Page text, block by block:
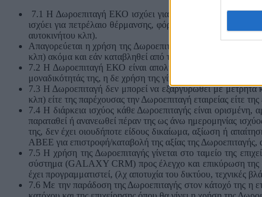
7.1 Η Δωροεπιταγή ΕΚΟ ισχύει για αγορά ορισμένης μόνο
ισχύει για πετρέλαιο θέρμανσης, φόρτιση
αυτοκινήτου κλπ).
Απαγορεύεται η χρήση της Δωροεπιταγής, με οιονδήποτε
κλπ) ακόμα και εάν καταβληθεί από τον κάτοχο της
7.2 Η Δωροεπιταγή ΕΚΟ είναι απολύτως προσωποπαγής και
μοναδικότητάς της, η δε χρήση της γίνεται από τον κάτοχό
7.3 Η Δωροεπιταγή δεν μπορεί να εξαργυρωθεί με μετρητά
κλπ) είτε της παρέχουσας την Δωροεπιταγή εταιρείας είτε
7.4 Η διάρκεια ισχύος κάθε Δωροεπιταγής είναι
παραταθεί ή ανανεωθεί πέραν της ως άνω ημερομηνίας
της, δεν έχει οιουδήποτε είδους δικαίωμα, αξίωση ή
ΑΒΕΕ για επιστροφή/καταβολή της αξίας της Δωροεπιταγής,
7.5 Η χρήση της Δωροεπιταγής γίνεται στο ταμείο της
σύστημα (GALAXY CRM) προς έλεγχο και επικύρωση της
έχει προγραμματιστεί, (λχ αποτυχία του δικτύου,
7.6 Με την παράδοση της Δωροεπιταγής στον κάτοχό της η